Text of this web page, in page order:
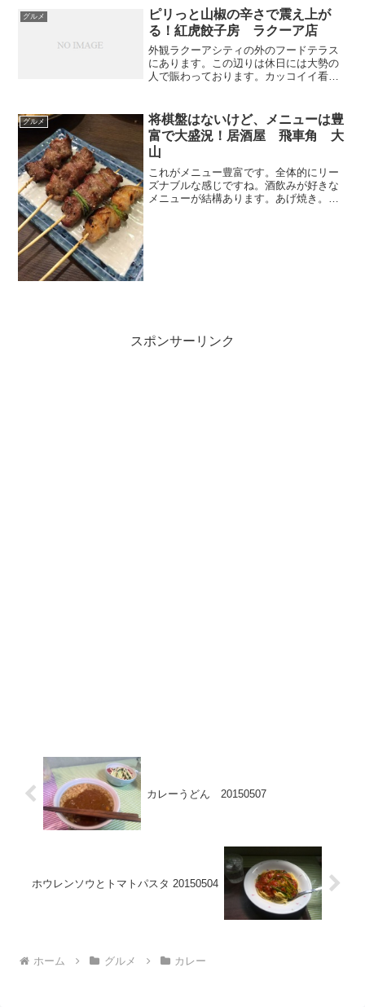
えば、まずディスプレイを見て、これは
美味しそうだとかを想像す...
グルメ
ピリっと山椒の辛さで震え上が
る！紅虎餃子房 ラクーア店
外観ラクーアシティの外のフードテラス
にあります。この辺りは休日には大勢の
人で賑わっております。カッコイイ看板
しょう。内装広い店内なので大勢が入れ
ます。夏休み期間というこ...
グルメ
将棋盤はないけど、メニューは豊
富で大盛況！居酒屋 飛車角 大
山
これがメニュー豊富です。全体的にリー
ズナブルな感じですね。酒飲みが好きな
メニューが結構あります。あげ焼き。こ
スポンサーリンク
カレーうどん 20150507
ホウレンソウとトマトパスタ 20150504
ホーム グルメ カレー